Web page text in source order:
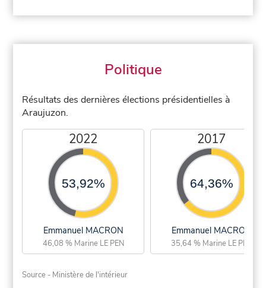
Politique
Résultats des dernières élections présidentielles à
Araujuzon.
2022
53,92%
Emmanuel MACRON
46,08 % Marine LE PEN
2017
64,36%
Emmanuel MACRON
35,64 % Marine LE PEN
Source - Ministère de l'intérieur